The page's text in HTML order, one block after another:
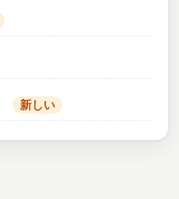
新しい